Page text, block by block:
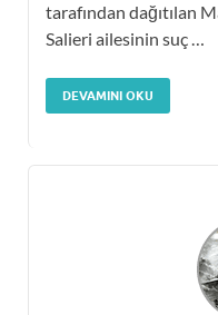
tarafından dağıtılan
Salieri ailesinin suç …
DEVAMINI OKU